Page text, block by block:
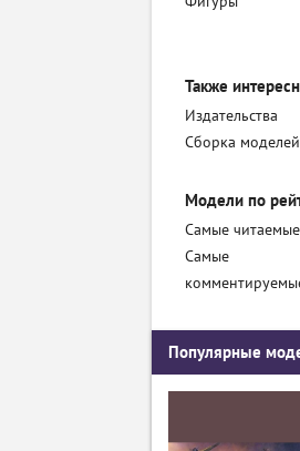
Также
Издательства
Сборка моделей
Модели по
Самые читаемые
Самые
Популярные